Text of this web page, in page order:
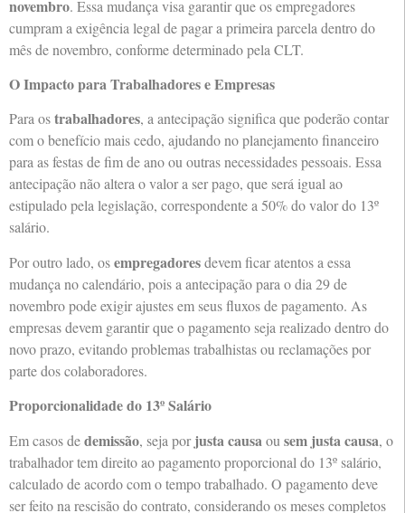
novembro. Essa mudança visa garantir que os empregadores
cumpram a exigência legal de pagar a primeira parcela dentro do
mês de novembro, conforme determinado pela CLT.
O Impacto para Trabalhadores e Empresas
Para ostrabalhadores, a antecipação significa que poderão contar
com o benefício mais cedo, ajudando no planejamento financeiro
para as festas de fim de ano ou outras necessidades pessoais. Essa
antecipação não altera o valor a ser pago, que será igual ao
estipulado pela legislação, correspondente a 50% do valor do 13º
salário.
Por outro lado, osempregadoresdevem ficar atentos a essa
mudança no calendário, pois a antecipação para o dia 29 de
novembro pode exigir ajustes em seus fluxos de pagamento. As
empresas devem garantir que o pagamento seja realizado dentro do
novo prazo, evitando problemas trabalhistas ou reclamações por
parte dos colaboradores.
Proporcionalidade do 13º Salário
Em casos dedemissão, seja porjusta causa ou sem justa causa, o
trabalhador tem direito ao pagamento proporcional do 13º salário,
calculado de acordo com o tempo trabalhado. O pagamento deve
ser feito na rescisão do contrato, considerando os meses completos